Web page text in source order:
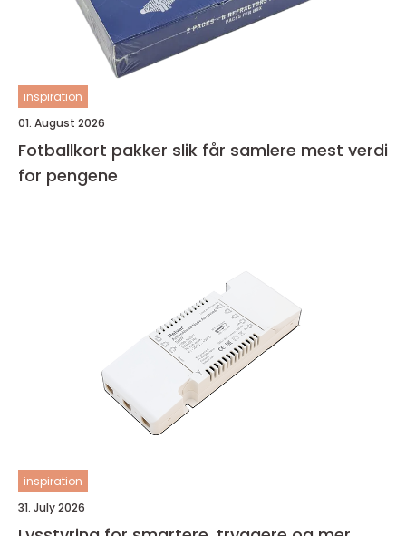
inspiration
01. August 2026
Fotballkort pakker slik får samlere mest verdi
for pengene
inspiration
31. July 2026